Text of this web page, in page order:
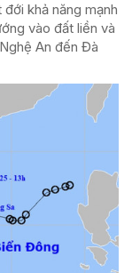
khả năng mạnh
vào đất liền và
An đến Đà